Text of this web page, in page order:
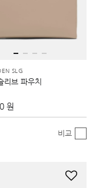
SLG
리브 파우치
원
비교